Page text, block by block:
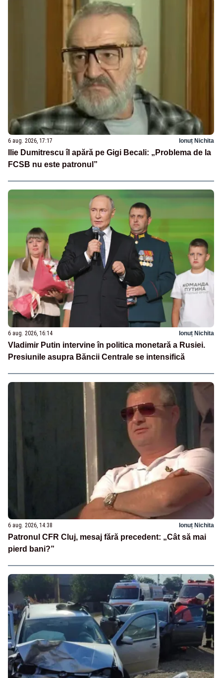
6 aug. 2026, 17:17 Ionuț Nichita
Ilie Dumitrescu îl apără pe Gigi Becali: „Problema de la
FCSB nu este patronul”
6 aug. 2026, 16:14 Ionuț Nichita
Vladimir Putin intervine în politica monetară a Rusiei.
Presiunile asupra Băncii Centrale se intensifică
6 aug. 2026, 14:38 Ionuț Nichita
Patronul CFR Cluj, mesaj fără precedent: „Cât să mai
pierd bani?”